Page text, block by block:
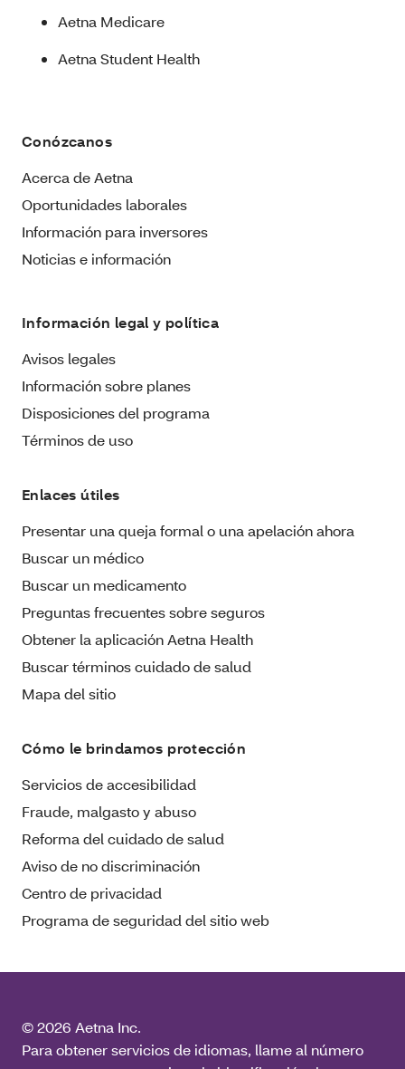
Aetna Medicare
Aetna Student Health
Conózcanos
Acerca de Aetna
Oportunidades laborales
Información para inversores
Noticias e información
Información legal y política
Avisos legales
Información sobre planes
Disposiciones del programa
Términos de uso
Enlaces útiles
Presentar una queja formal o una apelación ahora
Buscar un médico
Buscar un medicamento
Preguntas frecuentes sobre seguros
Obtener la aplicación Aetna Health
Buscar términos cuidado de salud
Mapa del sitio
Cómo le brindamos protección
Servicios de accesibilidad
Fraude, malgasto y abuso
Reforma del cuidado de salud
Aviso de no discriminación
Centro de privacidad
Programa de seguridad del sitio web
© 2026 Aetna Inc.
Para obtener servicios de idiomas, llame al número